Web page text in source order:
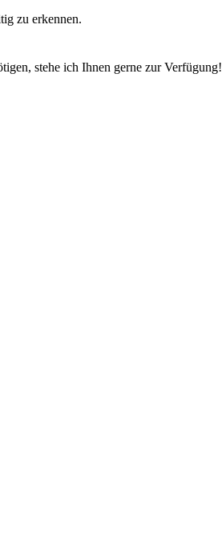
zu erkennen.
stehe ich Ihnen gerne zur Verfügung!